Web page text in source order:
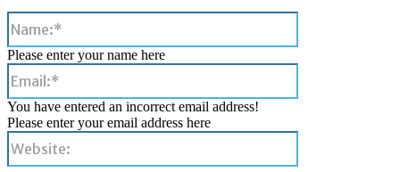
Please enter your name here
You have entered an incorrect email address!
Please enter your email address here